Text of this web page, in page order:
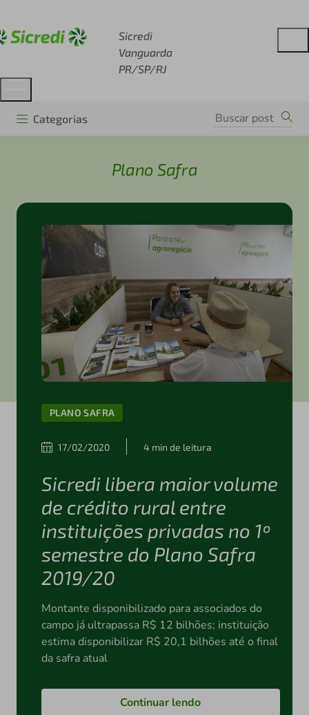
Sicredi
Vanguarda
PR/SP/RJ
Categorias
Plano Safra
PLANO SAFRA
17/02/2020 4 min de leitura
Sicredi libera maior volume
de crédito rural entre
instituições privadas no 1º
semestre do Plano Safra
2019/20
Montante disponibilizado para associados do
campo já ultrapassa R$ 12 bilhões; instituição
estima disponibilizar R$ 20,1 bilhões até o final
da safra atual
Continuar lendo